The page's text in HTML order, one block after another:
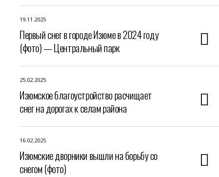
19.11.2025
Первый снег в городе Изюме в 2024 году
(фото) — Центральный парк
25.02.2025
Изюмское благоустройство расчищает
снег на дорогах к селам района
16.02.2025
Изюмские дворники вышли на борьбу со
снегом (фото)